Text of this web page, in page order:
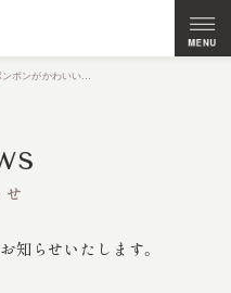
トリミングご利用 足のポンポンがかわいいプードルのサリーちゃんとモヒカンイケメンのカブ君
せ
知らせいたします。